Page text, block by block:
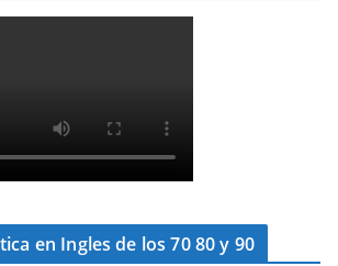
en Ingles de los 70 80 y 90